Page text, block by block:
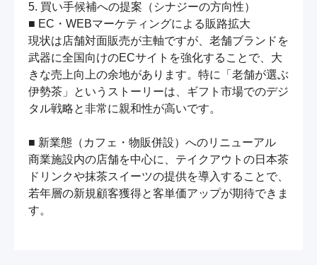
5. 買い手候補への提案（シナジーの方向性）
■ EC・WEBマーケティングによる販路拡大
現状は店舗対面販売が主軸ですが、老舗ブランドを
武器に全国向けのECサイトを強化することで、大
きな売上向上の余地があります。特に「老舗が選ぶ
伊勢茶」というストーリーは、ギフト市場でのデジ
タル戦略と非常に親和性が高いです。
■ 新業態（カフェ・物販併設）へのリニューアル
商業施設内の店舗を中心に、テイクアウトの日本茶
ドリンクや抹茶スイーツの提供を導入することで、
若年層の新規顧客獲得と客単価アップが期待できま
す。